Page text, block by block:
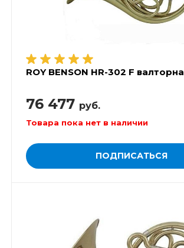
ROY BENSON HR-302 F валторна
76 477 руб.
Товара пока нет в наличии
ПОДПИСАТЬСЯ